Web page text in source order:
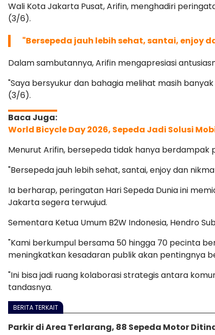
Wali Kota Jakarta Pusat, Arifin, menghadiri
(3/6).
"Bersepeda jauh lebih sehat, santai, enjoy
Dalam sambutannya, Arifin mengapresiasi
"Saya bersyukur dan bahagia melihat masih
(3/6).
World Bicycle Day 2026, Sepeda Jadi Solusi
Menurut Arifin, bersepeda tidak hanya
"Bersepeda jauh lebih sehat, santai, enjoy dan
Ia berharap, peringatan Hari Sepeda Dunia ini
Jakarta segera terwujud.
Sementara Ketua Umum B2W Indonesia, Hendro
"Kami berkumpul bersama 50 hingga 70 pecinta
meningkatkan kesadaran publik akan pentingnya
"Ini bisa jadi ruang kolaborasi strategis antara
tandasnya.
BERITA TERKAIT
Parkir di Area Terlarang, 88 Sepeda Motor